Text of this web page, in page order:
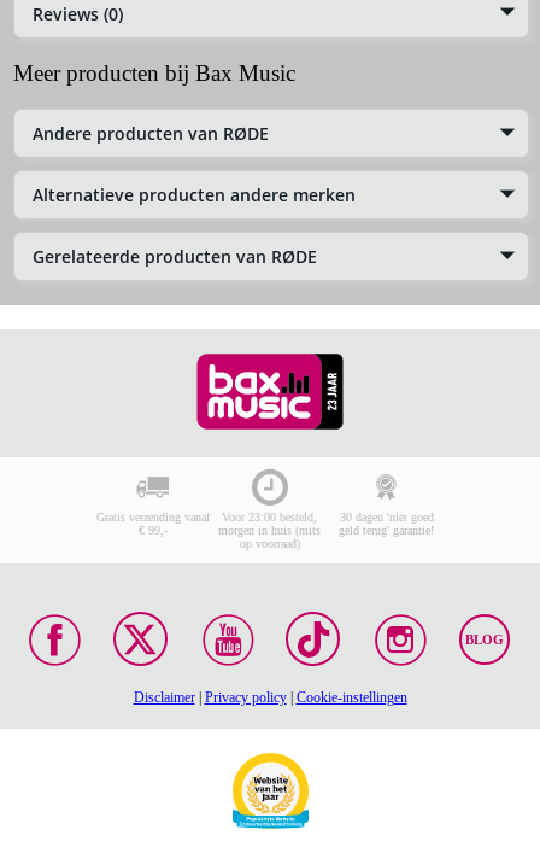
Reviews (0)
Meer producten bij Bax Music
Andere producten van RØDE
Alternatieve producten andere merken
Gerelateerde producten van RØDE
Gratis verzending vanaf
€ 99,-
Voor 23:00 besteld,
morgen in huis (mits
op voorraad)
30 dagen 'niet goed
geld terug' garantie!
BLOG
Disclaimer| Privacy policy| Cookie-instellingen